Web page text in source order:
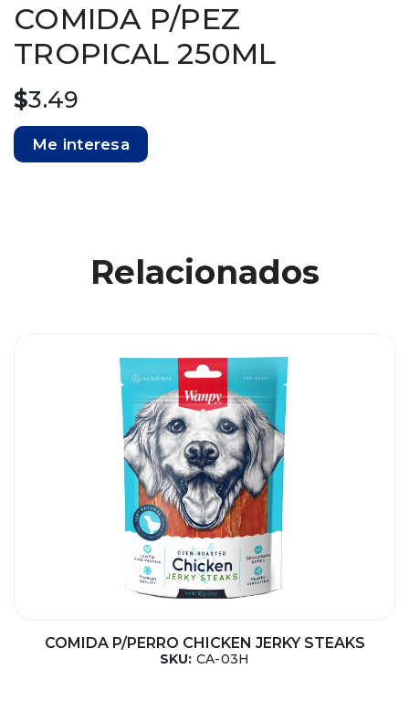
COMIDA P/PEZ
TROPICAL 250ML
$3.49
Me interesa
Relacionados
COMIDA P/PERRO CHICKEN JERKY STEAKS
SKU: CA-03H